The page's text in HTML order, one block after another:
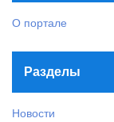
О портале
Разделы
Новости